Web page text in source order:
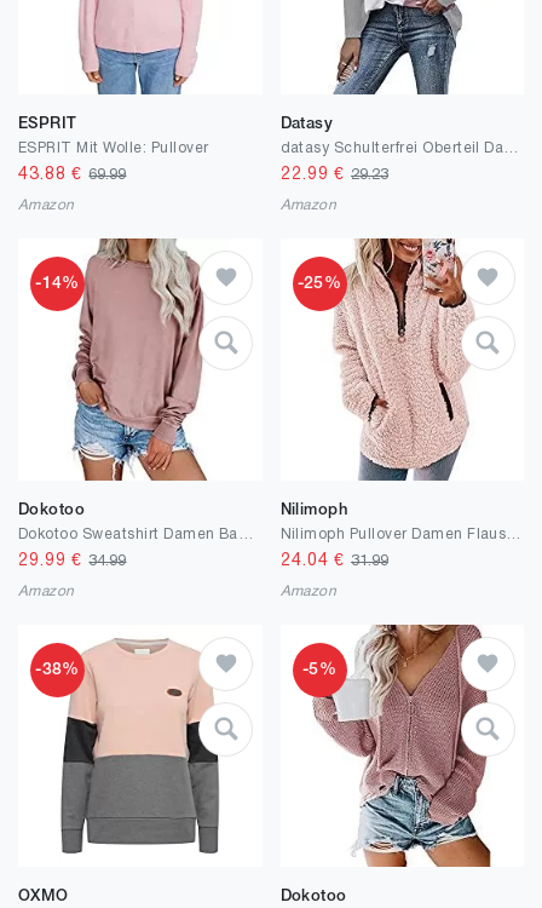
ESPRIT
ESPRIT Mit Wolle: Pullover
43.88 €69.99
Amazon
Datasy
22.99 € 29.23
Amazon
-14%
Dokotoo
29.99 €34.99
Amazon
-25%
Nilimoph
24.04 € 31.99
Amazon
-38%
OXMO
-5%
Dokotoo